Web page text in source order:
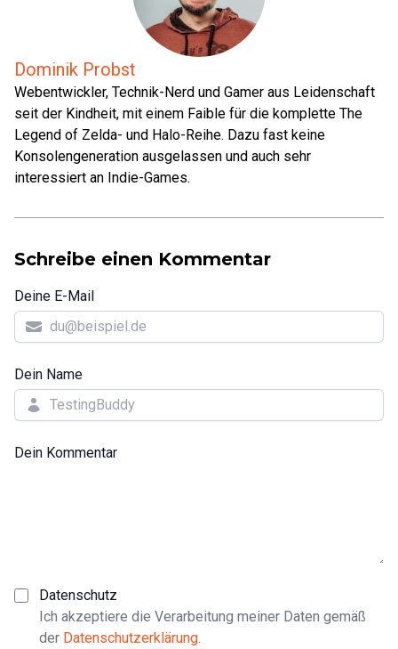
Dominik Probst
Webentwickler, Technik-Nerd und Gamer aus Leidenschaft
seit der Kindheit, mit einem Faible für die komplette The
Legend of Zelda- und Halo-Reihe. Dazu fast keine
Konsolengeneration ausgelassen und auch sehr
interessiert an Indie-Games.
Schreibe einen Kommentar
Deine E-Mail
Dein Name
Dein Kommentar
Datenschutz
Ich akzeptiere die Verarbeitung meiner Daten gemäß
der Datenschutzerklärung.